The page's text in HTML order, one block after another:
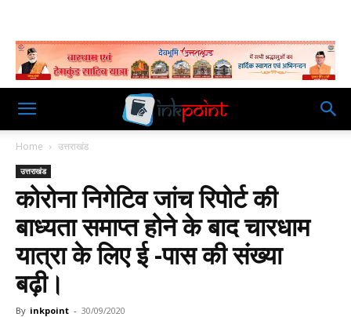
Home उत्तराखंड
उत्तराखंड
कोरोना निगेटिव जांच रिपोर्ट की
बाध्यता समाप्त होने के बाद चारधाम
यात्रा के लिए ई -पास की संख्या
बढ़ी।
By inkpoint - 30/09/2020